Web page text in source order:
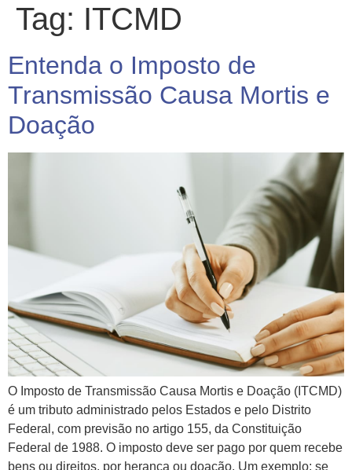
Tag: ITCMD
Entenda o Imposto de
Transmissão Causa Mortis e
Doação
O Imposto de Transmissão Causa Mortis e Doação (ITCMD)
é um tributo administrado pelos Estados e pelo Distrito
Federal, com previsão no artigo 155, da Constituição
Federal de 1988. O imposto deve ser pago por quem recebe
bens ou direitos, por herança ou doação. Um exemplo: se